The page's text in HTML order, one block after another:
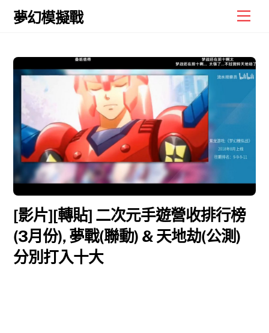
Skip
夢幻模擬戰
[影片][轉貼] 二次元手遊營收排行榜
(3月份), 夢戰(聯動) & 天地劫(公測)
分別打入十大